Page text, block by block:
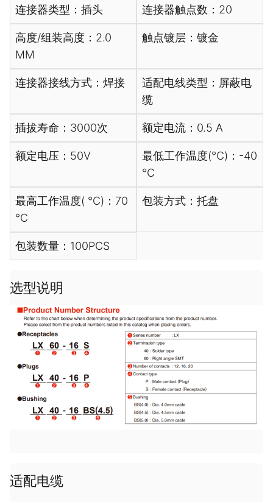
连接器类型：插头 连接器触点数：20
高度/组装高度：2.0
MM
触点镀层：镀金
连接器接线方式：焊接
适配电线类型：屏蔽电
缆
插拔寿命：3000次 额定电流：0.5 A
额定电压：50V
最低工作温度(℃)：-40
℃
最高工作温度( ℃)：70
℃
包装方式：托盘
包装数量：100PCS
选型说明
适配电缆